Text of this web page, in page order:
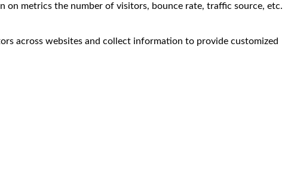
metrics the number of visitors, bounce rate, traffic source, etc.
across websites and collect information to provide customized